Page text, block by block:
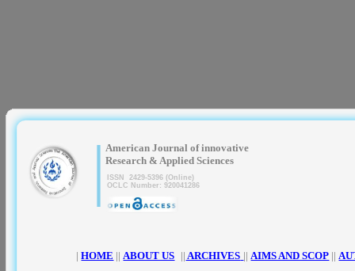
| American Journal of innovative
Research & Applied Sciences
ISSN 2429-5396 (Online)
OCLC Number: 920041286
|HOME || ABOUT US || ARCHIVES || AIMS AND SCOP ||